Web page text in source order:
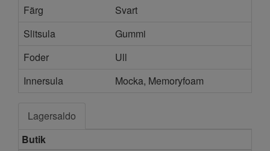
Färg
Svart
Slitsula
Gummi
Foder
Ull
Innersula
Mocka, Memoryfoam
Lagersaldo
Butik